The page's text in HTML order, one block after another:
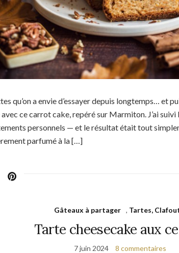
qu’on a envie d’essayer depuis longtemps… et
avec ce carrot cake, repéré sur Marmiton. J’ai
personnels — et le résultat était tout
parfumé à la […]
Gâteaux à partager , Tartes,
Tarte cheesecake aux
7 juin 2024 8 commentaires